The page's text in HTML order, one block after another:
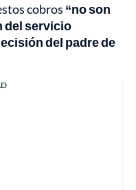
cobros “no son
del servicio
del padre de